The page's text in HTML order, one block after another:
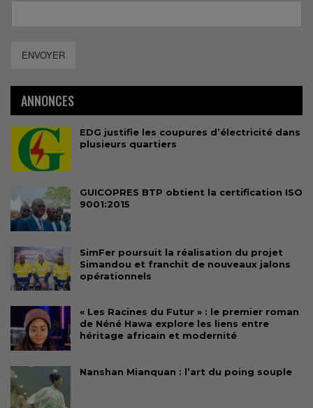
ENVOYER
ANNONCES
EDG justifie les coupures d’électricité dans
plusieurs quartiers
GUICOPRES BTP obtient la certification ISO
9001:2015
SimFer poursuit la réalisation du projet
Simandou et franchit de nouveaux jalons
opérationnels
« Les Racines du Futur » : le premier roman
de Néné Hawa explore les liens entre
héritage africain et modernité
Nanshan Mianquan : l’art du poing souple